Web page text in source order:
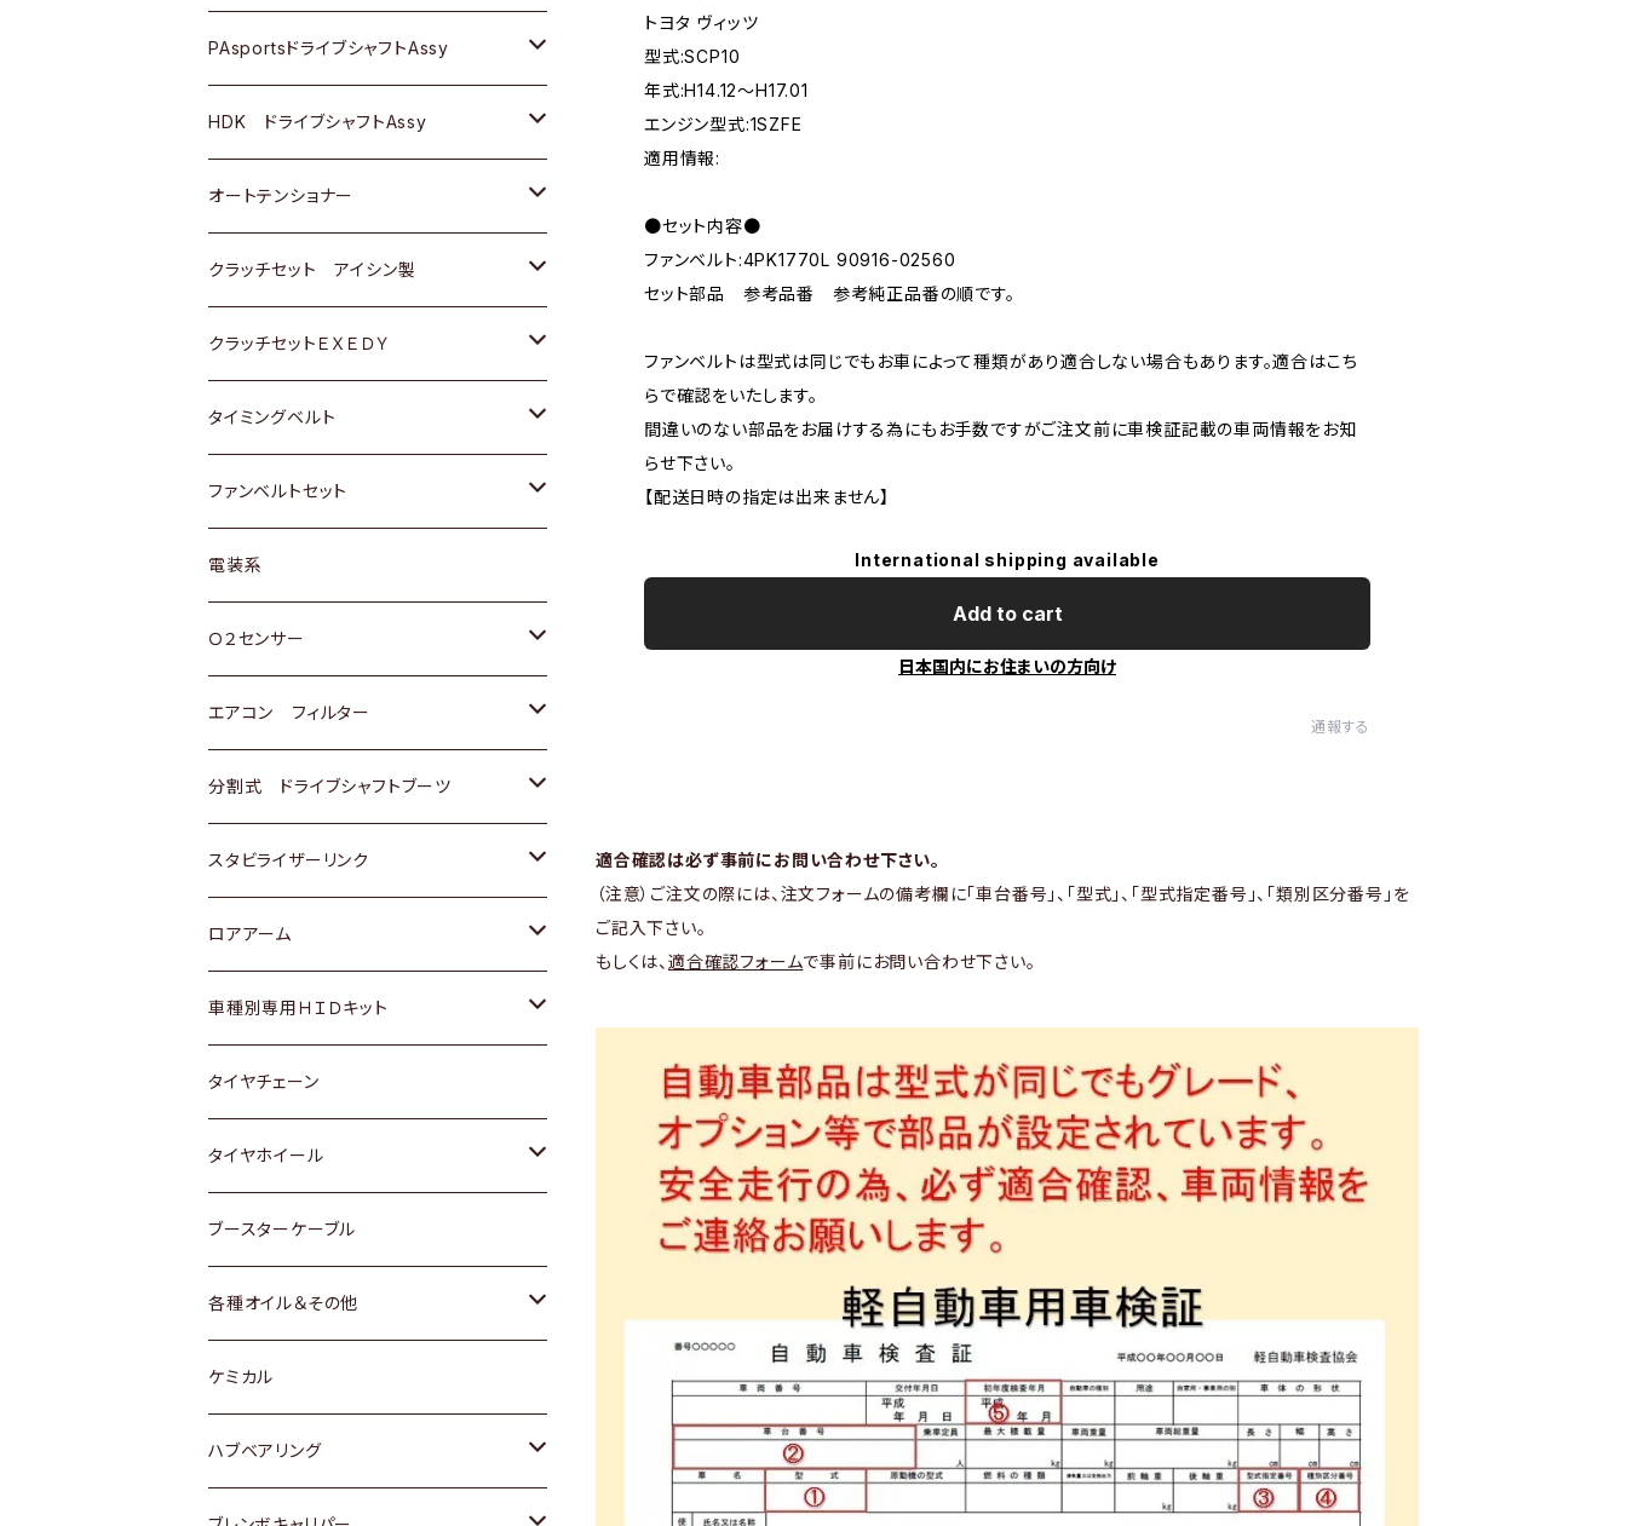
トヨタ ヴィッツ
型式:SCP10
年式:H14.12～H17.01
エンジン型式:1SZFE
適用情報:
●セット内容●
ファンベルト:4PK1770L 90916-02560
セット部品 参考品番 参考純正品番の順です。
ファンベルトは型式は同じでもお車によって種類があり適合しない場合もあります。適合はこち
らで確認をいたします。
間違いのない部品をお届けする為にもお手数ですがご注文前に車検証記載の車両情報をお知
らせ下さい。
【配送日時の指定は出来ません】
International shipping available
Add to cart
日本国内にお住まいの方向け
通報する
適合確認は必ず事前にお問い合わせ下さい。
（注意）ご注文の際には、注文フォームの備考欄に「車台番号」、「型式」、「型式指定番号」、「類別区分番号」を
ご記入下さい。
もしくは、 適合確認フォームで事前にお問い合わせ下さい。
スバル
ＢＥＮＺ
スバル
三菱
スバル
マツダ
三菱
スバル
ダイハツ
マツダ
三菱
スバル
ダイハツ
マツダ
三菱
スバル
スズキ
日産
いすゞ
ダイハツ
マツダ
三菱
スバル
日野
ＢＥＮＺ
ＢＭＷ
GOLF
ＷＡＧＥＮ
アストロ（シボレー）
クライスラー
ＢＥＮＺ
ＢＭＷ
ＷＡＧＥＮ
ＶＯＬＶＯ
PAsportsドライブシャフトAssy
トヨタ
ホンダ
スズキ
日産
ダイハツ
マツダ
三菱
スバル
HDK ドライブシャフトAssy
スズキ
ダイハツ
日産
ホンダ
マツダ
オートテンショナー
トヨタ
クラッチセット アイシン製
ホンダ
スズキ
ダイハツ
マツダ
三菱
スバル
クラッチセットＥＸＥＤＹ
ホンダ
スズキ
日産
ダイハツ
マツダ
三菱
スバル
タイミングベルト
トヨタ
スズキ
ダイハツ
三菱
スバル
ファンベルトセット
トヨタ
ホンダ
スズキ
日産
いすゞ
ダイハツ
マツダ
三菱
スバル
レクサス
電装系
Ｏ２センサー
トヨタ
ホンダ
スズキ
日産
ダイハツ
マツダ
三菱
スバル
エアコン フィルター
トヨタ
ホンダ
スズキ
日産
いすゞ
ダイハツ
マツダ
三菱
スバル
分割式 ドライブシャフトブーツ
トヨタ
ホンダ
スズキ
日産
ダイハツ
スバル
スタビライザーリンク
トヨタ
ホンダ
スズキ
日産
ダイハツ
マツダ
ロアアーム
ホンダ
スズキ
日産
ダイハツ
マツダ
スバル
車種別専用ＨＩＤキット
トヨタ
マツダ
タイヤチェーン
タイヤホイール
トヨタ
ホンダ
スズキ
日産
ブースターケーブル
各種オイル＆その他
ディーデル洗浄添加剤
ケミカル
ハブベアリング